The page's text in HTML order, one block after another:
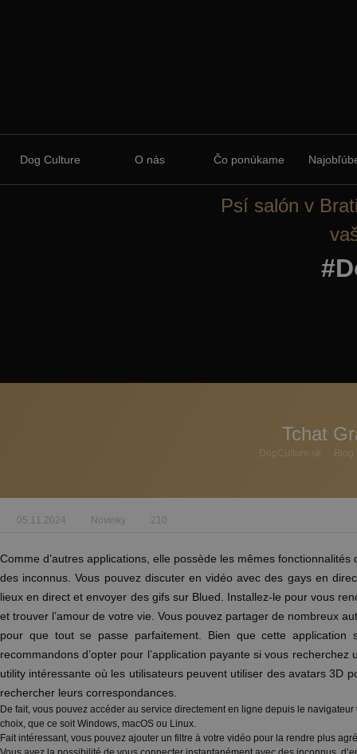
Dog Culture O nás Čo ponúkame
Psí salón v
Tchat
DogCulture.sk Blog
05.11.2024 Novinky 210
Comme d’autres applications, elle possède les mêmes fonctionnalités
des inconnus. Vous pouvez discuter en vidéo avec des gays en
lieux en direct et envoyer des gifs sur Blued. Installez-le pour vous
et trouver l’amour de votre vie. Vous pouvez partager de nombreux
pour que tout se passe parfaitement. Bien que cette application
recommandons d’opter pour l’application payante si vous
utility intéressante où les utilisateurs peuvent utiliser des avatars 3D
rechercher leurs correspondances.
De fait, vous pouvez accéder au service directement en ligne depuis le
choix, que ce soit Windows, macOS ou Linux.
Fait intéressant, vous pouvez ajouter un filtre à votre vidéo pour la rendre plus